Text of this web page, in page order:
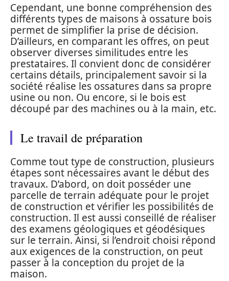
Cependant, une bonne compréhension des
différents types de maisons à ossature bois
permet de simplifier la prise de décision.
D’ailleurs, en comparant les offres, on peut
observer diverses similitudes entre les
prestataires. Il convient donc de considérer
certains détails, principalement savoir si la
société réalise les ossatures dans sa propre
usine ou non. Ou encore, si le bois est
découpé par des machines ou à la main, etc.
Le travail de préparation
Comme tout type de construction, plusieurs
étapes sont nécessaires avant le début des
travaux. D’abord, on doit posséder une
parcelle de terrain adéquate pour le projet
de construction et vérifier les possibilités de
construction. Il est aussi conseillé de réaliser
des examens géologiques et géodésiques
sur le terrain. Ainsi, si l’endroit choisi répond
aux exigences de la construction, on peut
passer à la conception du projet de la
maison.